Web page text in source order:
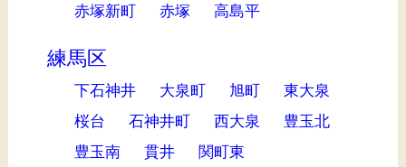
赤塚新町
赤塚 高島平
練馬区
下石神井 大泉町 旭町
東大泉
桜台
石神井町 西大泉
豊玉北
豊玉南
貫井 関町東